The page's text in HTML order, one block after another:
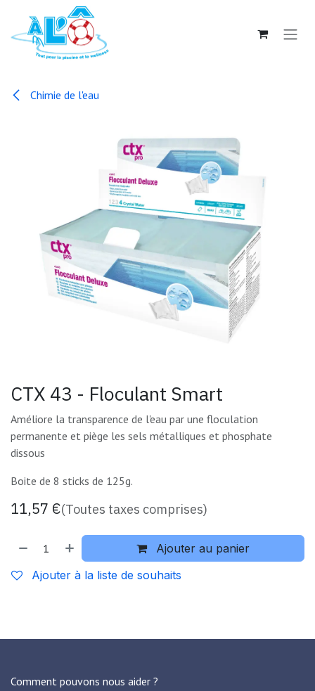
Se rendre au contenu
Chimie de l'eau
CTX 43 - Floculant Smart
Améliore la transparence de l'eau par une floculation
permanente et piège les sels métalliques et phosphate
dissous
Boite de 8 sticks de 125g.
11,57 €(Toutes taxes comprises)
Ajouter au panier
Ajouter à la liste de souhaits
Comment pouvons nous aider ?